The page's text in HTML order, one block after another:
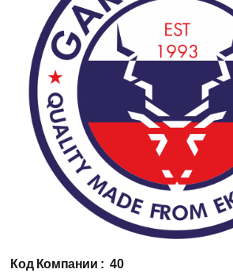
Код Компании : 40